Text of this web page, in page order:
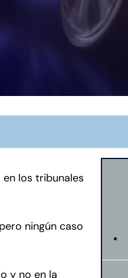
los tribunales
ningún caso
y no en la